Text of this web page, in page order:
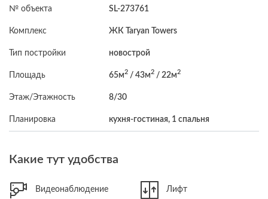
№ объекта SL-273761
Комплекс ЖК Taryan Towers
Тип постройки новострой
Площадь 65м2 / 43м2 / 22м2
Этаж/Этажность 8/30
Планировка кухня-гостиная, 1 спальня
Какие тут удобства
Видеонаблюдение Лифт